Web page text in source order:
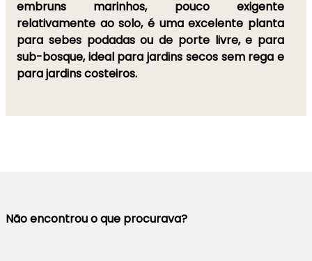
embruns marinhos, pouco exigente
relativamente ao solo, é uma excelente planta
para sebes podadas ou de porte livre, e para
sub-bosque, ideal para jardins secos sem rega e
para jardins costeiros.
Não encontrou o que procurava?